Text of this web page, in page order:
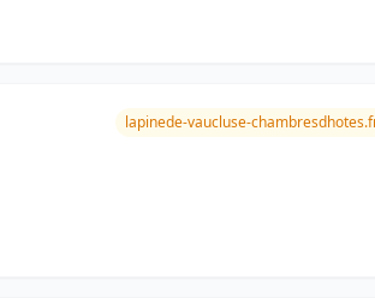
lapinede-vaucluse-